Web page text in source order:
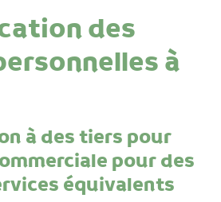
des
à
à des tiers pour
pour des
équivalents